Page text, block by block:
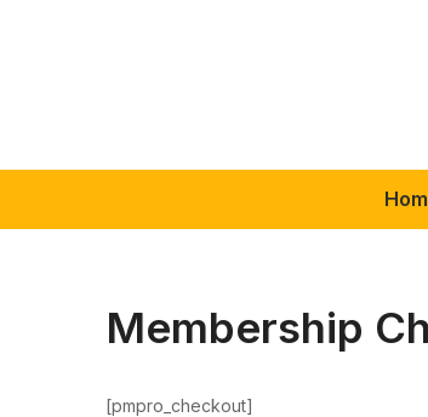
Membership
[pmpro_checkout]